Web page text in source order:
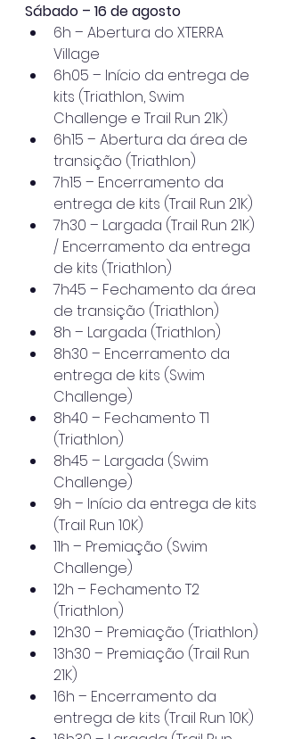
Sábado – 16 de agosto
6h – Abertura do XTERRA
Village
6h05 – Início da entrega de
kits (Triathlon, Swim
Challenge e Trail Run 21K)
6h15 – Abertura da área de
transição (Triathlon)
7h15 – Encerramento da
entrega de kits (Trail Run 21K)
7h30 – Largada (Trail Run 21K)
/ Encerramento da entrega
de kits (Triathlon)
7h45 – Fechamento da área
de transição (Triathlon)
8h – Largada (Triathlon)
8h30 – Encerramento da
entrega de kits (Swim
Challenge)
8h40 – Fechamento T1
(Triathlon)
8h45 – Largada (Swim
Challenge)
9h – Início da entrega de kits
(Trail Run 10K)
11h – Premiação (Swim
Challenge)
12h – Fechamento T2
(Triathlon)
12h30 – Premiação (Triathlon)
13h30 – Premiação (Trail Run
21K)
16h – Encerramento da
entrega de kits (Trail Run 10K)